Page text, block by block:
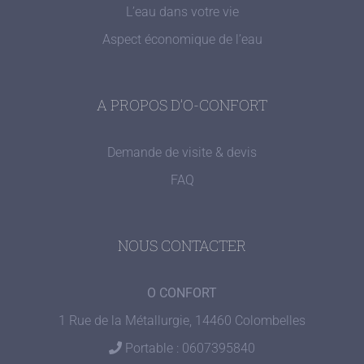
L’eau dans votre vie
Aspect économique de l’eau
A PROPOS D’O-CONFORT
Demande de visite & devis
FAQ
NOUS CONTACTER
O CONFORT
1 Rue de la Métallurgie, 14460 Colombelles
Portable : 0607395840